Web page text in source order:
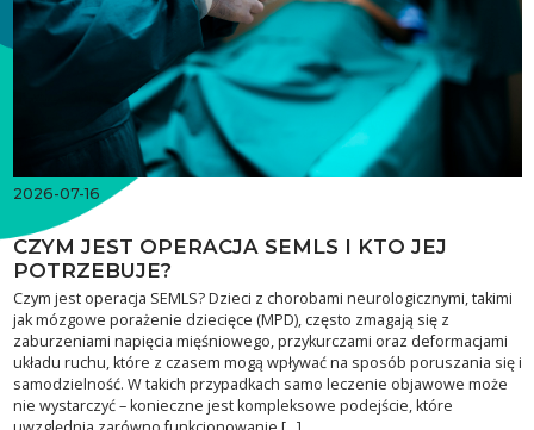
2026-07-16
CZYM JEST OPERACJA SEMLS I KTO JEJ
POTRZEBUJE?
Czym jest operacja SEMLS? Dzieci z chorobami neurologicznymi, takimi
jak mózgowe porażenie dziecięce (MPD), często zmagają się z
zaburzeniami napięcia mięśniowego, przykurczami oraz deformacjami
układu ruchu, które z czasem mogą wpływać na sposób poruszania się i
samodzielność. W takich przypadkach samo leczenie objawowe może
nie wystarczyć – konieczne jest kompleksowe podejście, które